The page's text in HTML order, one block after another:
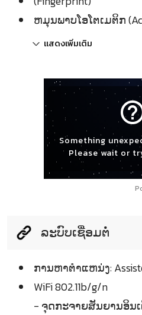
ຫມຸນພາບໂອໂຕເມຕິກ
แสดงเพิ่มเติม
Something
Please wait or
ລະບົບເຊື່ອມຕໍ່
ການຫາຕຳແຫນ່ງ:
WiFi 802.11b/g/n
- ຈຸດກະຈາຍສັນຍານອິນ